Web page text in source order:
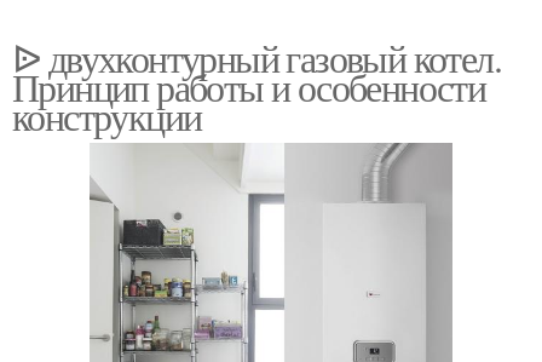
ᐉ двухконтурный газовый котел.
Принцип работы и особенности
конструкции